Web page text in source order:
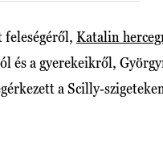
Katalin
és a gyerekeikről,
a Scilly-